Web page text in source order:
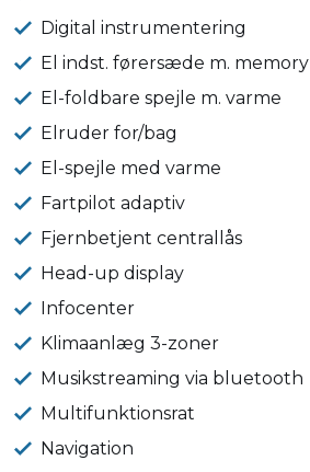
Digital instrumentering
El indst. førersæde m. memory
El-foldbare spejle m. varme
Elruder for/bag
El-spejle med varme
Fartpilot adaptiv
Fjernbetjent centrallås
Head-up display
Infocenter
Klimaanlæg 3-zoner
Musikstreaming via bluetooth
Multifunktionsrat
Navigation